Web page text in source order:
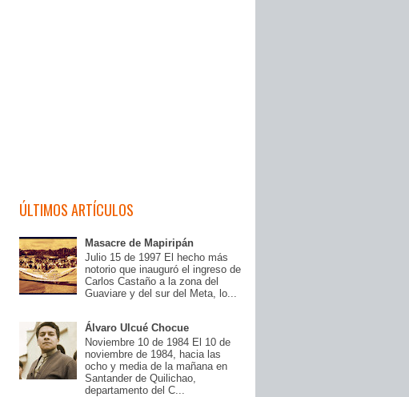
ÚLTIMOS ARTÍCULOS
Masacre de Mapiripán
Julio 15 de 1997 El hecho más
notorio que inauguró el ingreso de
Carlos Castaño a la zona del
Guaviare y del sur del Meta, lo...
Álvaro Ulcué Chocue
Noviembre 10 de 1984 El 10 de
noviembre de 1984, hacia las
ocho y media de la mañana en
Santander de Quilichao,
departamento del C...